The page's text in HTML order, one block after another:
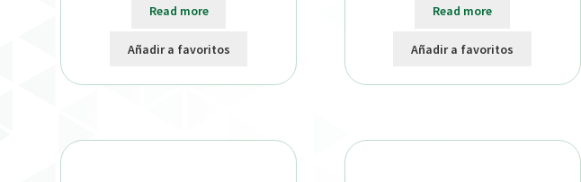
Read more
Añadir a favoritos
Read more
Añadir a favoritos